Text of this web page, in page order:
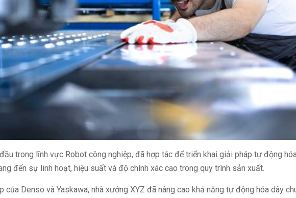
trong lĩnh vực Robot công nghiệp, đã hợp tác để triển khai giải pháp tự động
đến sự linh hoạt, hiệu suất và độ chính xác cao trong quy trình sản xuất.
Denso và Yaskawa, nhà xưởng XYZ đã nâng cao khả năng tự động hóa dây